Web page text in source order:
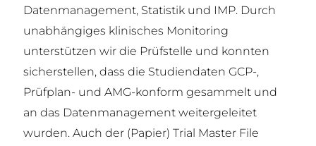
Datenmanagement, Statistik und IMP. Durch
unabhängiges klinisches Monitoring
unterstützen wir die Prüfstelle und konnten
sicherstellen, dass die Studiendaten GCP-,
Prüfplan- und AMG-konform gesammelt und
an das Datenmanagement weitergeleitet
wurden. Auch der (Papier) Trial Master File